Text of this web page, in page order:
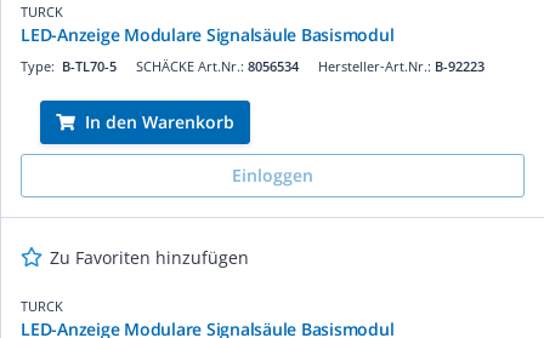
TURCK
LED-Anzeige Modulare Signalsäule Basismodul
SCHÄCKE Art.Nr.: 8056534
Type: B-TL70-5 Hersteller-Art.Nr.: B-92223
In den Warenkorb
Einloggen
Zu Favoriten hinzufügen
TURCK
LED-Anzeige Modulare Signalsäule Basismodul